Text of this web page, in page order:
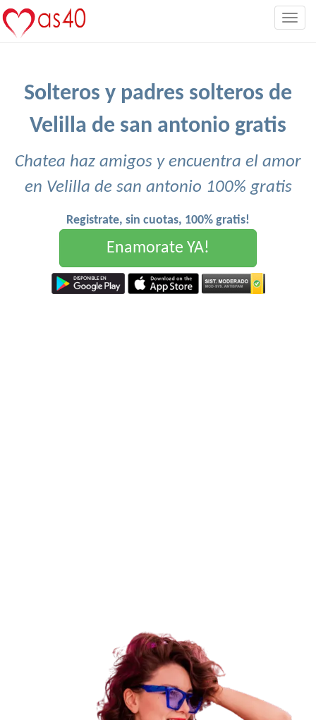
Solteros y padres solteros de
Velilla de san antonio gratis
Chatea haz amigos y encuentra el amor
en Velilla de san antonio 100% gratis
Registrate, sin cuotas, 100% gratis!
Enamorate YA!